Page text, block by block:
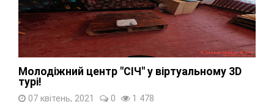
Молодіжний центр "СІЧ" у віртуальному 3D
турі!
07 квітень, 2021 0 1 478